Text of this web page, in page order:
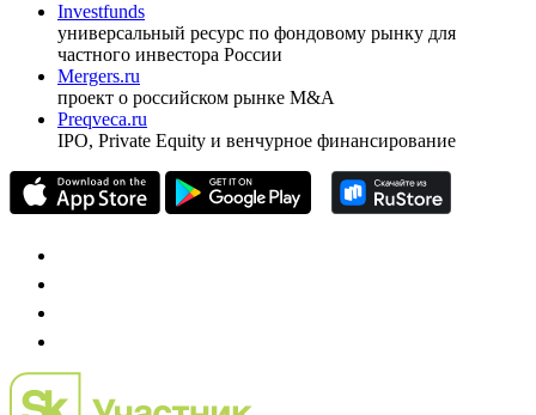
Investfunds
универсальный ресурс по фондовому рынку для
частного инвестора России
Mergers.ru
проект о российском рынке M&A
Preqveca.ru
IPO, Private Equity и венчурное финансирование